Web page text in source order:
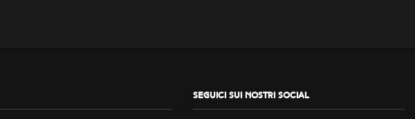
Seguici sui nostri social